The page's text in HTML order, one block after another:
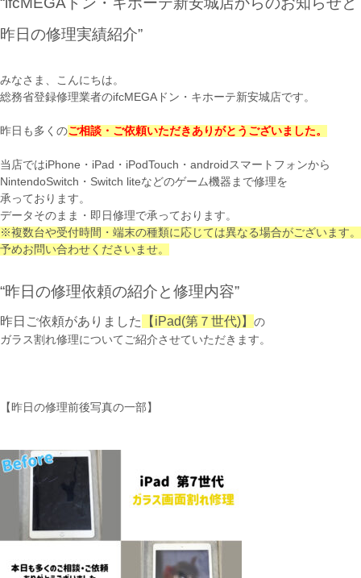
昨日の修理実績紹介”
みなさま、こんにちは。
総務省登録修理業者のifcMEGAドン・キホーテ新安城店です。
昨日も多くのご相談・ご依頼いただきありがとうございました。
当店ではiPhone・iPad・iPodTouch・androidスマートフォンから
NintendoSwitch・Switch liteなどのゲーム機器まで修理を
承っております。
データそのまま・即日修理で承っております。
※複数台や受付時間・端末の種類に応じては異なる場合がございます。
予めお問い合わせくださいませ。
“昨日の修理依頼の紹介と修理内容”
昨日ご依頼がありました 【iPad(第７世代)】 の
ガラス割れ修理についてご紹介させていただきます。
【昨日の修理前後写真の一部】